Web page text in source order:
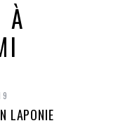
À
LAPONIE